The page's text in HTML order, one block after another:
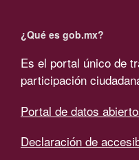
¿Qué es gob.mx?
Es el portal único de
participación
Portal de datos
Declaración de